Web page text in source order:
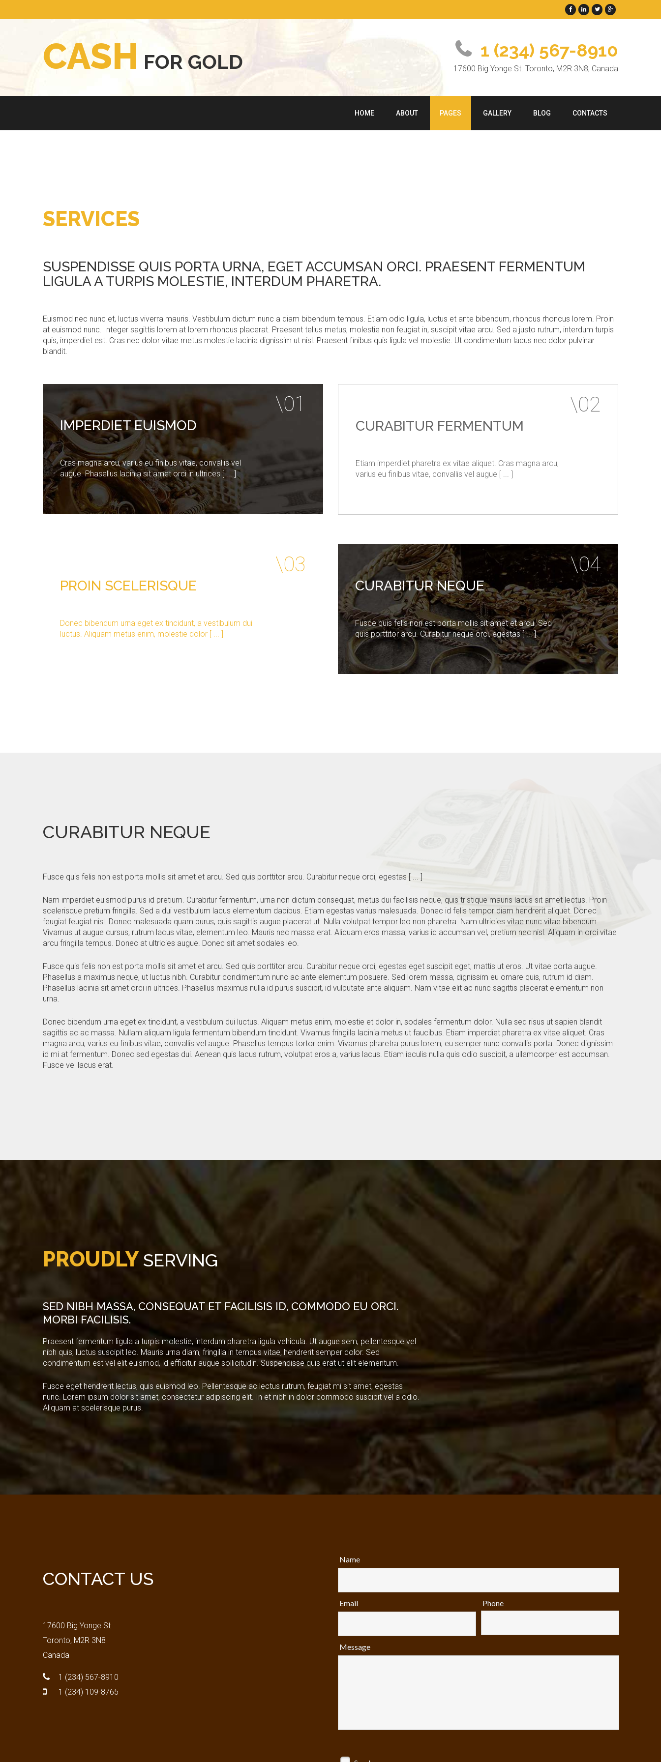
CASH FOR GOLD 1 (234) 567-8910
17600 Big Yonge St. Toronto, M2R 3N8, Canada
HOME ABOUT PAGES GALLERY BLOG CONTACTS
SERVICES
SUSPENDISSE QUIS PORTA URNA, EGET ACCUMSAN ORCI. PRAESENT FERMENTUM
LIGULA A TURPIS MOLESTIE, INTERDUM PHARETRA.
Euismod nec nunc et, luctus viverra mauris. Vestibulum dictum nunc a diam bibendum tempus. Etiam odio ligula, luctus et ante bibendum, rhoncus rhoncus lorem. Proin
at euismod nunc. Integer sagittis lorem at lorem rhoncus placerat. Praesent tellus metus, molestie non feugiat in, suscipit vitae arcu. Sed a justo rutrum, interdum turpis
quis, imperdiet est. Cras nec dolor vitae metus molestie lacinia dignissim ut nisl. Praesent finibus quis ligula vel molestie. Ut condimentum lacus nec dolor pulvinar
blandit.
IMPERDIET EUISMOD
Cras magna arcu, varius eu finibus vitae, convallis vel
augue. Phasellus lacinia sit amet orci in ultrices [ ... ]
CURABITUR FERMENTUM
Etiam imperdiet pharetra ex vitae aliquet. Cras magna arcu,
varius eu finibus vitae, convallis vel augue [ ... ]
PROIN SCELERISQUE
Donec bibendum urna eget ex tincidunt, a vestibulum dui
luctus. Aliquam metus enim, molestie dolor [ ... ]
CURABITUR NEQUE
Fusce quis felis non est porta mollis sit amet et arcu. Sed
quis porttitor arcu. Curabitur neque orci, egestas [ ... ]
CURABITUR NEQUE
Fusce quis felis non est porta mollis sit amet et arcu. Sed quis porttitor arcu. Curabitur neque orci, egestas [ ... ]
Nam imperdiet euismod purus id pretium. Curabitur fermentum, urna non dictum consequat, metus dui facilisis neque, quis tristique mauris lacus sit amet lectus. Proin
scelerisque pretium fringilla. Sed a dui vestibulum lacus elementum dapibus. Etiam egestas varius malesuada. Donec id felis tempor diam hendrerit aliquet. Donec
feugiat feugiat nisl. Donec malesuada quam purus, quis sagittis augue placerat ut. Nulla volutpat tempor leo non pharetra. Nam ultricies vitae nunc vitae bibendum.
Vivamus ut augue cursus, rutrum lacus vitae, elementum leo. Mauris nec massa erat. Aliquam eros massa, varius id accumsan vel, pretium nec nisl. Aliquam in orci vitae
arcu fringilla tempus. Donec at ultricies augue. Donec sit amet sodales leo.
Fusce quis felis non est porta mollis sit amet et arcu. Sed quis porttitor arcu. Curabitur neque orci, egestas eget suscipit eget, mattis ut eros. Ut vitae porta augue.
Phasellus a maximus neque, ut luctus nibh. Curabitur condimentum nunc ac ante elementum posuere. Sed lorem massa, dignissim eu ornare quis, rutrum id diam.
Phasellus lacinia sit amet orci in ultrices. Phasellus maximus nulla id purus suscipit, id vulputate ante aliquam. Nam vitae elit ac nunc sagittis placerat elementum non
urna.
Donec bibendum urna eget ex tincidunt, a vestibulum dui luctus. Aliquam metus enim, molestie et dolor in, sodales fermentum dolor. Nulla sed risus ut sapien blandit
sagittis ac ac massa. Nullam aliquam ligula fermentum bibendum tincidunt. Vivamus fringilla lacinia metus ut faucibus. Etiam imperdiet pharetra ex vitae aliquet. Cras
magna arcu, varius eu finibus vitae, convallis vel augue. Phasellus tempus tortor enim. Vivamus pharetra purus lorem, eu semper nunc convallis porta. Donec dignissim
id mi at fermentum. Donec sed egestas dui. Aenean quis lacus rutrum, volutpat eros a, varius lacus. Etiam iaculis nulla quis odio suscipit, a ullamcorper est accumsan.
Fusce vel lacus erat.
PROUDLY SERVING
SED NIBH MASSA, CONSEQUAT ET FACILISIS ID, COMMODO EU ORCI.
MORBI FACILISIS.
Praesent fermentum ligula a turpis molestie, interdum pharetra ligula vehicula. Ut augue sem, pellentesque vel
nibh quis, luctus suscipit leo. Mauris urna diam, fringilla in tempus vitae, hendrerit semper dolor. Sed
condimentum est vel elit euismod, id efficitur augue sollicitudin. Suspendisse quis erat ut elit elementum.
Fusce eget hendrerit lectus, quis euismod leo. Pellentesque ac lectus rutrum, feugiat mi sit amet, egestas
nunc. Lorem ipsum dolor sit amet, consectetur adipiscing elit. In et nibh in dolor commodo suscipit vel a odio.
Aliquam at scelerisque purus.
CONTACT US
17600 Big Yonge St
Toronto, M2R 3N8
Canada
1 (234) 567-8910
1 (234) 109-8765
Name
Email Phone
Message